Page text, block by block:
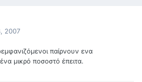
2007
παίρνουν ενα
μικρό ποσοστό έπειτα.